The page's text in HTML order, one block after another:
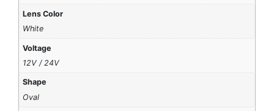
Lens Color
White
Voltage
12V / 24V
Shape
Oval